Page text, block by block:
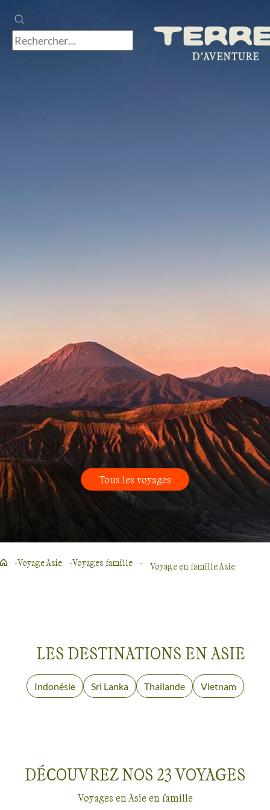
Voyages en familleAsie
Tous les voyages
Voyage Asie Voyages famille Voyage en famille Asie
LES DESTINATIONS EN ASIE
Voyages en
famille
Indonésie
Voyages
en famille
Sri Lanka
Voyages en
famille
Thailande
Voyages
en famille
Vietnam
DÉCOUVREZ NOS 23VOYAGES
Voyages en Asie en famille